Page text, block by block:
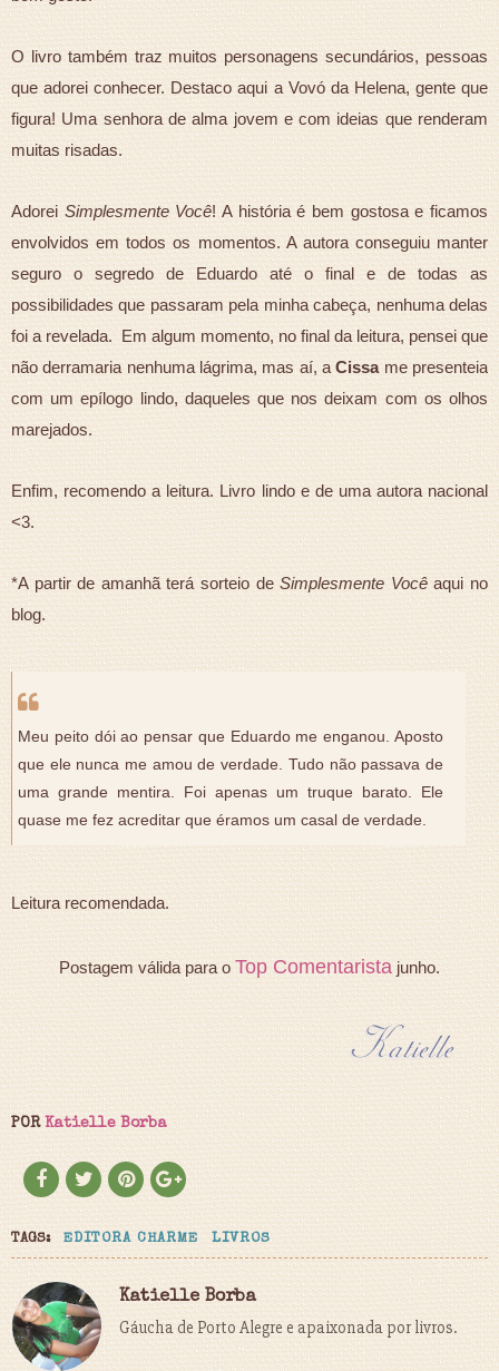
O livro também traz muitos personagens secundários, pessoas
que adorei conhecer. Destaco aqui a Vovó da Helena, gente que
figura! Uma senhora de alma jovem e com ideias que renderam
muitas risadas.
Adorei Simplesmente Você! A história é bem gostosa e ficamos
envolvidos em todos os momentos. A autora conseguiu manter
seguro o segredo de Eduardo até o final e de todas as
possibilidades que passaram pela minha cabeça, nenhuma delas
foi a revelada. Em algum momento, no final da leitura, pensei que
não derramaria nenhuma lágrima, mas aí, aCissame presenteia
com um epílogo lindo, daqueles que nos deixam com os olhos
marejados.
Enfim, recomendo a leitura. Livro lindo e de uma autora nacional
<3.
*A partir de amanhã terá sorteio deSimplesmente Vocêaqui no
blog.
Meu peito dói ao pensar que Eduardo me enganou. Aposto
que ele nunca me amou de verdade. Tudo não passava de
uma grande mentira. Foi apenas um truque barato. Ele
quase me fez acreditar que éramos um casal de verdade.
Leitura recomendada.
Postagem válida para oTop Comentaristajunho.
PORKatielle Borba
TAGS: EDITORA CHARME LIVROS
Katielle Borba
Gáucha de Porto Alegre e apaixonada por livros.